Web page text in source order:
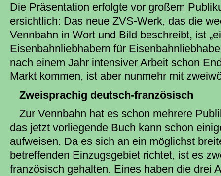
Die Präsentation erfolgte vor großem
ersichtlich: Das neue ZVS-Werk, das die
Vennbahn in Wort und Bild beschreibt, ist
Eisenbahnliebhabern für
nach einem Jahr intensiver Arbeit schon
Markt kommen, ist aber nunmehr mit
Zweisprachig deutsch-französisch
Zur Vennbahn hat es schon mehrere
das jetzt vorliegende Buch kann schon
aufweisen. Da es sich an ein möglichst
betreffenden Einzugsgebiet richtet, ist es
französisch gehalten. Eines haben die drei